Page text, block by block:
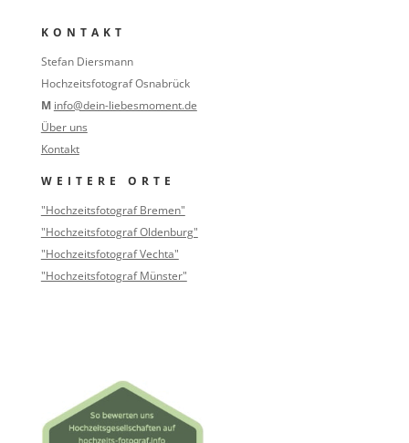
KONTAKT
Stefan Diersmann
Hochzeitsfotograf Osnabrück
M info@dein-liebesmoment.de
Über uns
Kontakt
WEITERE ORTE
"Hochzeitsfotograf Bremen"
"Hochzeitsfotograf Oldenburg"
"Hochzeitsfotograf Vechta"
"Hochzeitsfotograf Münster"